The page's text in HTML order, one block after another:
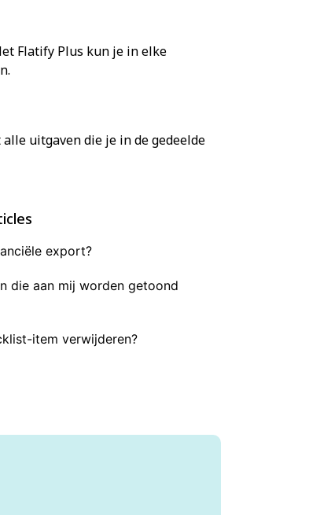
Flatify Plus kun je in elke
uitgaven die je in de gedeelde
export?
die aan mij worden getoond
item verwijderen?